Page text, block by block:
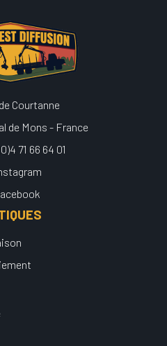
Courtanne
de Mons - France
71 66 64 01